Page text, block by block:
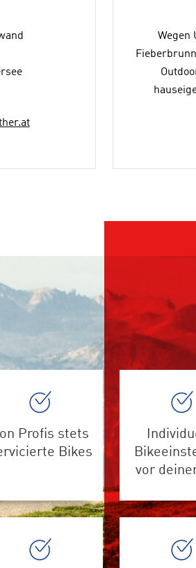
Wegen
Profis stets
Bikes
vor